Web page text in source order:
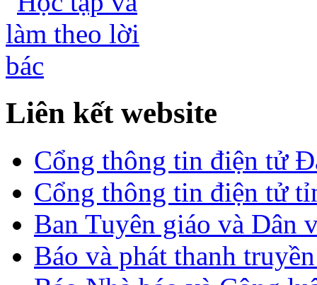
Liên kết website
Cổng thông tin điện tử
Cổng thông tin điện tử
Ban Tuyên giáo và Dân
Báo và phát thanh